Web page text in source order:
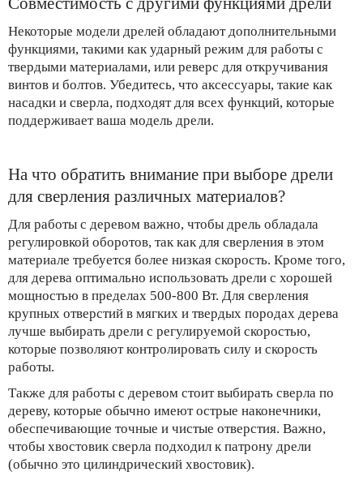
Некоторые модели дрелей обладают дополнительными
функциями, такими как ударный режим для работы с
твердыми материалами, или реверс для откручивания
винтов и болтов. Убедитесь, что аксессуары, такие как
насадки и сверла, подходят для всех функций, которые
поддерживает ваша модель дрели.
На что обратить внимание при выборе дрели
для сверления различных материалов?
Для работы с деревом важно, чтобы дрель обладала
регулировкой оборотов, так как для сверления в этом
материале требуется более низкая скорость. Кроме того,
для дерева оптимально использовать дрели с хорошей
мощностью в пределах 500-800 Вт. Для сверления
крупных отверстий в мягких и твердых породах дерева
лучше выбирать дрели с регулируемой скоростью,
которые позволяют контролировать силу и скорость
работы.
Также для работы с деревом стоит выбирать сверла по
дереву, которые обычно имеют острые наконечники,
обеспечивающие точные и чистые отверстия. Важно,
чтобы хвостовик сверла подходил к патрону дрели
(обычно это цилиндрический хвостовик).